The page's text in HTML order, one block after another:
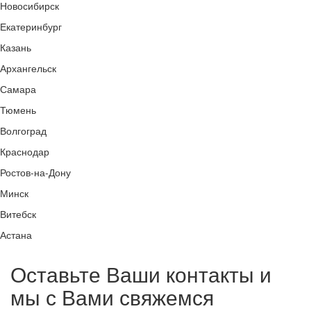
Новосибирск
Екатеринбург
Казань
Архангельск
Самара
Тюмень
Волгоград
Краснодар
Ростов-на-Дону
Минск
Витебск
Астана
Оставьте Ваши контакты и
мы с Вами свяжемся